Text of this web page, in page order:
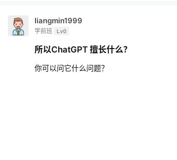
liangmin1999
学前班 Lv0
所以ChatGPT 擅长什么？
你可以问它什么问题？